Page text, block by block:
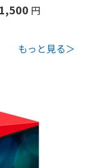
1,500 円
もっと見る＞